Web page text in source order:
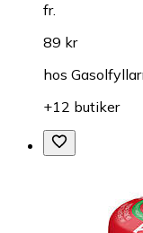
fr.
89 kr
hos
+12 butiker